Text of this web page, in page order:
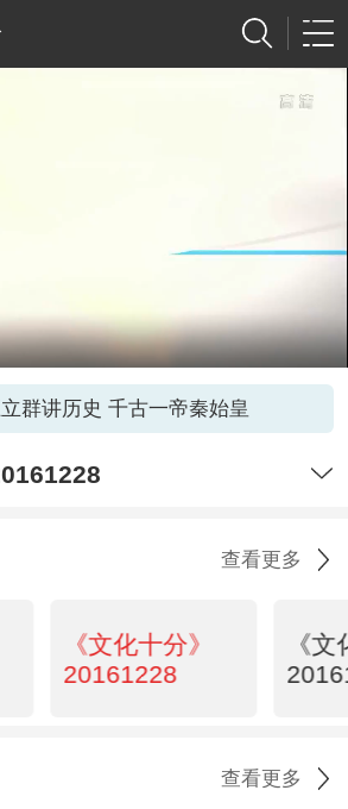
群讲历史 千古一帝秦始皇
查看更多
《文化十分》
20161228
《
查看更多